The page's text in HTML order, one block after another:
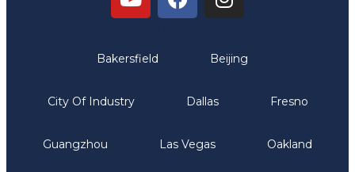
Bakersfield Beijing
City Of Industry Dallas Fresno
Guangzhou Las Vegas Oakland